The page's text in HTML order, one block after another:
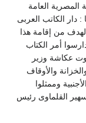
العامة
دار الكاتب العربى
من إقامة هذا
أمر الكتاب
عكاشة وزير
والأوقاف
وممثلوا
سهير القلماوى رئيس